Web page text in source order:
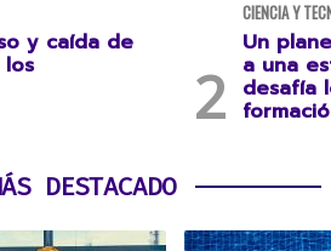
y caída de
CIENCIA Y
Un
a una
desafía
DESTACADO